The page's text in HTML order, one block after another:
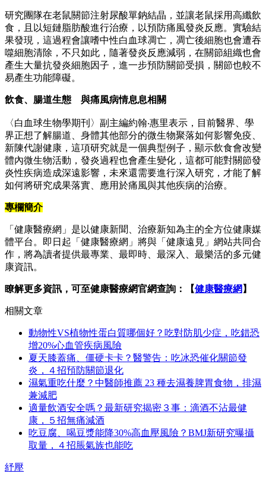
研究團隊在老鼠關節注射尿酸單鈉結晶，並讓老鼠採用高纖飲
食，且以短鏈脂肪酸進行治療，以預防痛風發炎反應。實驗結
果發現，這過程會讓嗜中性白血球凋亡，凋亡後細胞也會遭吞
噬細胞清除，不只如此，隨著發炎反應減弱，在關節組織也會
產生大量抗發炎細胞因子，進一步預防關節受損，關節也較不
易產生功能障礙。
飲食、腸道生態 與痛風病情息息相關
〈白血球生物學期刊〉副主編約翰‧惠里表示，目前醫界、學
界正想了解腸道、身體其他部分的微生物聚落如何影響免疫、
新陳代謝健康，這項研究就是一個典型例子，顯示飲食會改變
體內微生物活動，發炎過程也會產生變化，這都可能對關節發
炎性疾病造成深遠影響，未來還需要進行深入研究，才能了解
如何將研究成果落實、應用於痛風與其他疾病的治療。
專欄簡介
「健康醫療網」是以健康新聞、治療新知為主的全方位健康媒
體平台。即日起「健康醫療網」將與「健康遠見」網站共同合
作，將為讀者提供最專業、最即時、最深入、最樂活的多元健
康資訊。
瞭解更多資訊，可至健康醫療網官網查詢：【健康醫療網 】
相關文章
動物性VS植物性蛋白質哪個好？吃對防肌少症，吃錯恐
增20%心血管疾病風險
夏天膝蓋痛、僵硬卡卡？醫警告：吃冰恐催化關節發
炎，４招預防關節退化
濕氣重吃什麼？中醫師推薦 23 種去濕養脾胃食物，排濕
兼減肥
適量飲酒安全嗎？最新研究揭密３事：滴酒不沾最健
康，５招無痛減酒
吃豆腐、喝豆漿能降30%高血壓風險？BMJ新研究曝攝
取量，４招脹氣族也能吃
紓壓